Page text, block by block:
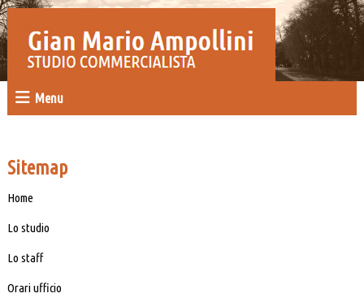
Menu
Sitemap
Home
Lo studio
Lo staff
Orari ufficio